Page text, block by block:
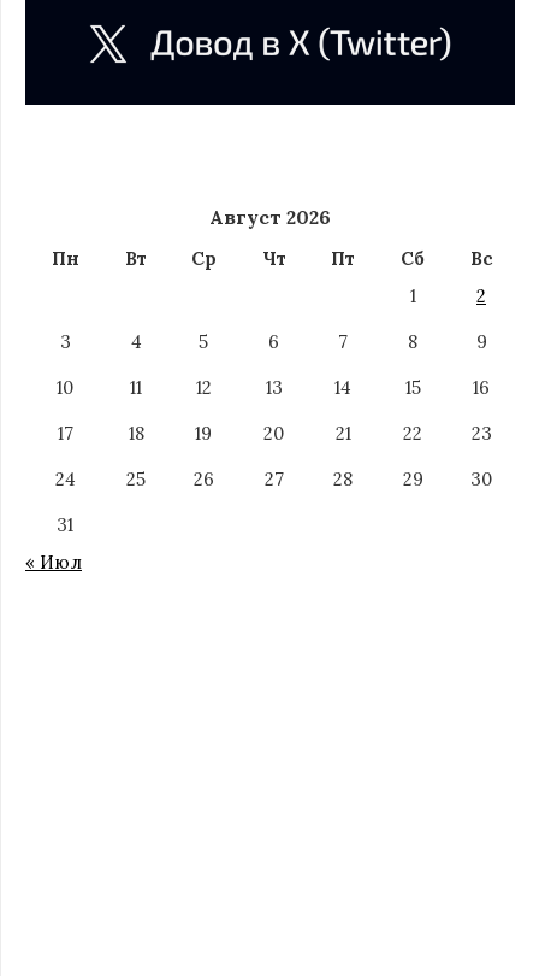
Август 2026
Пн Вт Ср Чт Пт Сб
Вс
1
2
3
4 5 6 7 8
9
10
11 12 13 14 15
16
17
18 19 20 21 22
23
24
25 26 27 28 29
30
31
« Июл